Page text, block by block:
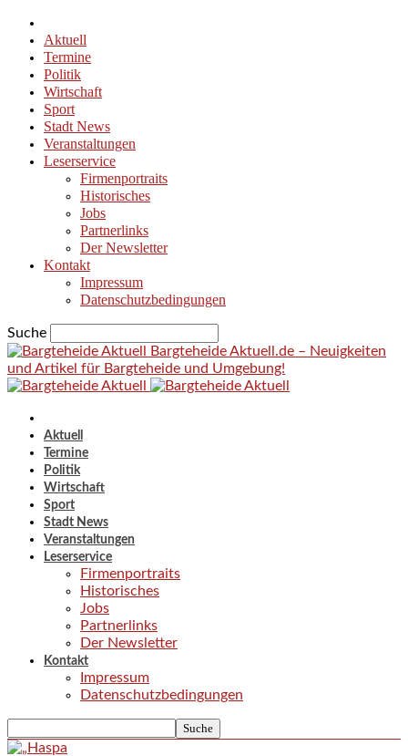
Aktuell
Termine
Politik
Wirtschaft
Sport
Stadt News
Veranstaltungen
Leserservice
Firmenportraits
Historisches
Jobs
Partnerlinks
Der Newsletter
Kontakt
Impressum
Datenschutzbedingungen
Suche
Bargteheide Aktuell.de – Neuigkeiten
und Artikel für Bargteheide und Umgebung!
Aktuell
Termine
Politik
Wirtschaft
Sport
Stadt News
Veranstaltungen
Leserservice
Firmenportraits
Historisches
Jobs
Partnerlinks
Der Newsletter
Kontakt
Impressum
Datenschutzbedingungen